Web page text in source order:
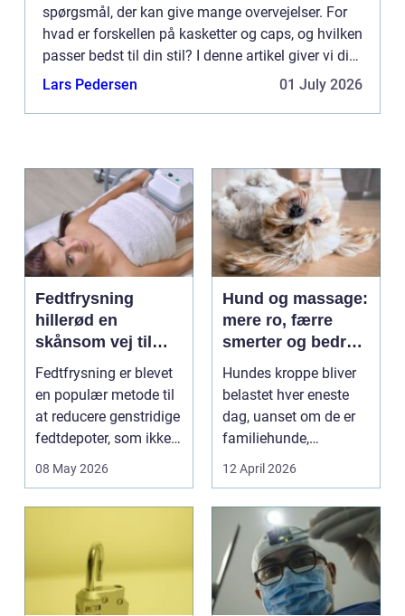
spørgsmål, der kan give mange overvejelser. For
hvad er forskellen på kasketter og caps, og hvilken
passer bedst til din stil? I denne artikel giver vi dig
et godt overblik over de forskellige typer k...
Lars Pedersen 01 July 2026
Fedtfrysning
hillerød en
skånsom vej til
reduktion af lokale
fedtdepoter
Fedtfrysning er blevet
en populær metode til
at reducere genstridige
fedtdepoter, som ikke
08 May 2026
Hund og massage:
mere ro, færre
smerter og bedre
bevægelse
Hundes kroppe bliver
belastet hver eneste
dag, uanset om de er
familiehunde,
jagthunde,
konkurrenceh...
12 April 2026